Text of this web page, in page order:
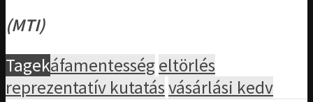
(MTI)
Tagekáfamentességeltörlés
reprezentatív kutatásvásárlási kedv